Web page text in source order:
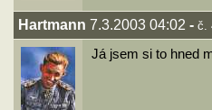
Hartmann 7.3.2003 04:02 - č.
Já jsem si to hned